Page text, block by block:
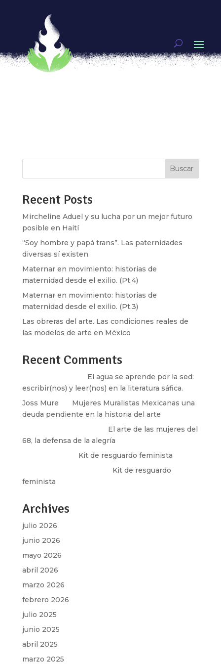
Embarazo infantil es tortura
porAnaiz Zamora
MI CUERPO ES
MÍO
Cada año miles de niñas en Latinoamérica y el
Buscar
Recent Posts
Mircheline Aduel y su lucha por un mejor futuro
posible en Haití
“Soy hombre y papá trans”. Las paternidades
diversas sí existen
Maternar en movimiento: historias de
maternidad desde el exilio. (Pt.4)
Maternar en movimiento: historias de
maternidad desde el exilio. (Pt.3)
Las obreras del arte. Las condiciones reales de
las modelos de arte en México
Recent Comments
El agua se aprende por la sed:
escribir(nos) y leer(nos) en la literatura sáfica.
Joss Mure
Mujeres Muralistas Mexicanas una
deuda pendiente en la historia del arte
El arte de las mujeres del
68, la defensa de la alegría
Kit de resguardo feminista
Kit de resguardo
feminista
Archives
julio 2026
junio 2026
mayo 2026
abril 2026
marzo 2026
febrero 2026
julio 2025
junio 2025
abril 2025
marzo 2025